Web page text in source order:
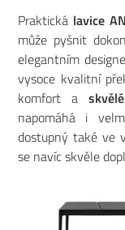
Praktická lavice
může pyšnit
elegantním
vysoce kvalitní
komfort a
napomáhá i
dostupný také ve
se navíc skvěle